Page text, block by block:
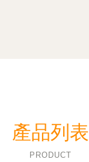
產品列表
PRODUCT